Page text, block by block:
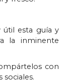
útil esta guía y
la inminente
con
sociales.